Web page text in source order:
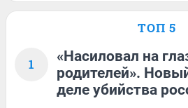
ТОП 5
1
«Насиловал на
родителей».
деле убийства